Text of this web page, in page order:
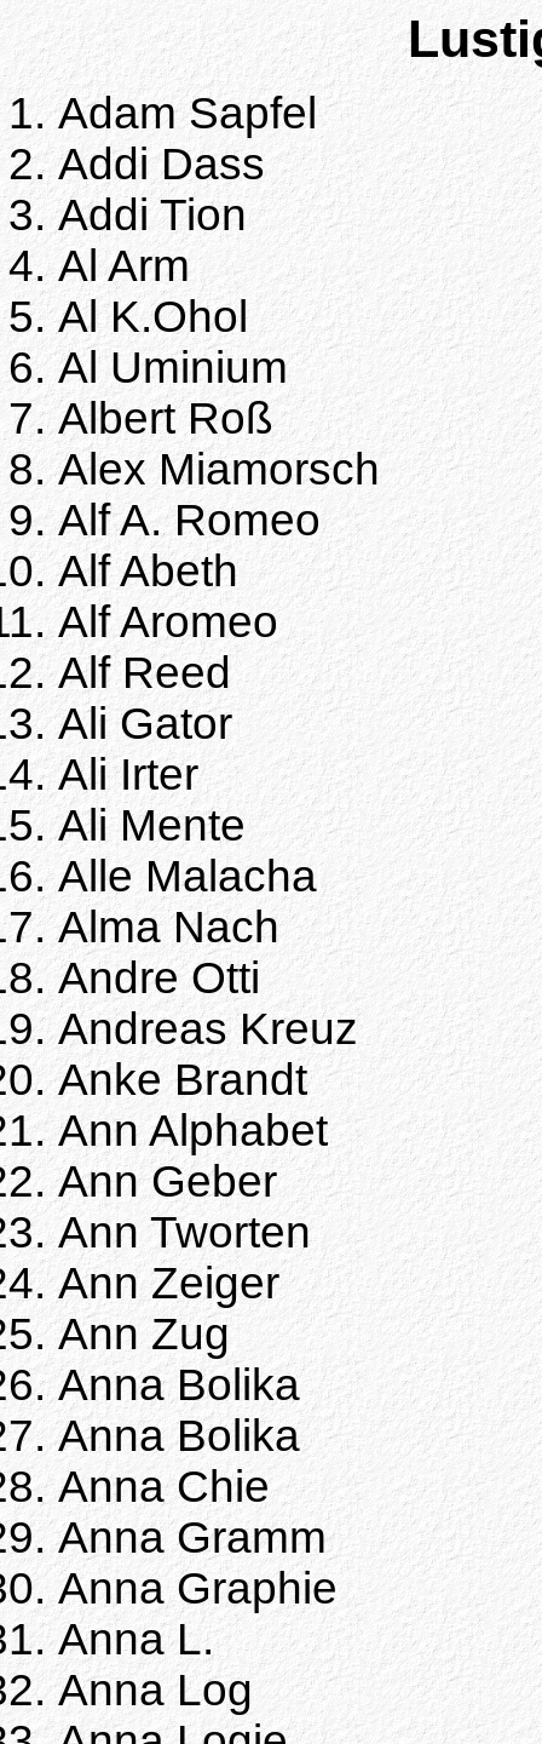
Adam Sapfel
Addi Dass
Addi Tion
Al Arm
Al K.Ohol
Al Uminium
Albert Roß
Alex Miamorsch
Alf A. Romeo
Alf Abeth
Alf Aromeo
Alf Reed
Ali Gator
Ali Irter
Ali Mente
Alle Malacha
Alma Nach
Andre Otti
Andreas Kreuz
Anke Brandt
Ann Alphabet
Ann Geber
Ann Tworten
Ann Zeiger
Ann Zug
Anna Bolika
Anna Bolika
Anna Chie
Anna Gramm
Anna Graphie
Anna L.
Anna Log